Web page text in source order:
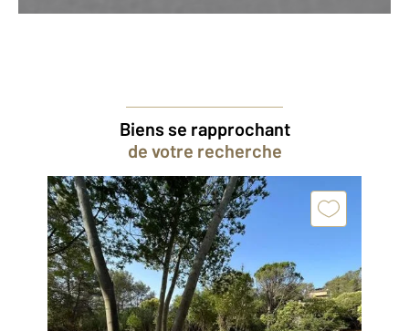
Biens se rapprochant
de votre recherche